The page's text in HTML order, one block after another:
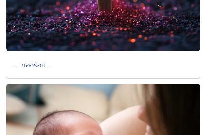
... ของร้อน ....